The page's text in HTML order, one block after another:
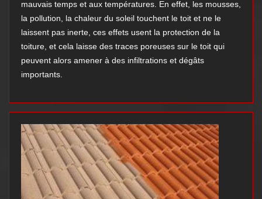
mauvais temps et aux températures. En effet, les mousses,
la pollution, la chaleur du soleil touchent le toit et ne le
laissent pas inerte, ces effets usent la protection de la
toiture, et cela laisse des traces poreuses sur le toit qui
peuvent alors amener à des infiltrations et dégâts
importants.